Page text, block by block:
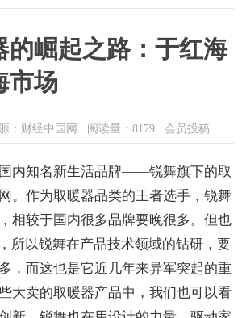
的崛起之路：于红海
市场
：财经中国网 阅读量：8179 会员投稿
内知名新生活品牌——锐舞旗下的取
。作为取暖器品类的王者选手，锐舞
相较于国内很多品牌要晚很多。但也
所以锐舞在产品技术领域的钻研，要
，而这也是它近几年来异军突起的重
大卖的取暖器产品中，我们也可以看